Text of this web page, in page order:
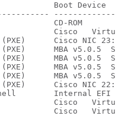
Cisco
(PXE)
(PXE)      MBA
(PXE)      MBA
(PXE)      MBA
(PXE)      MBA
(PXE)
Shell
Cisco
Cisco   Virtual